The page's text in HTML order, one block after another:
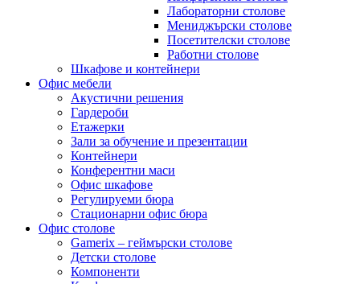
Лабораторни столове
Мениджърски столове
Посетителски столове
Работни столове
Шкафове и контейнери
Офис мебели
Акустични решения
Гардероби
Етажерки
Зали за обучение и презентации
Контейнери
Конферентни маси
Офис шкафове
Регулируеми бюра
Стационарни офис бюра
Офис столове
Gamerix – геймърски столове
Детски столове
Компоненти